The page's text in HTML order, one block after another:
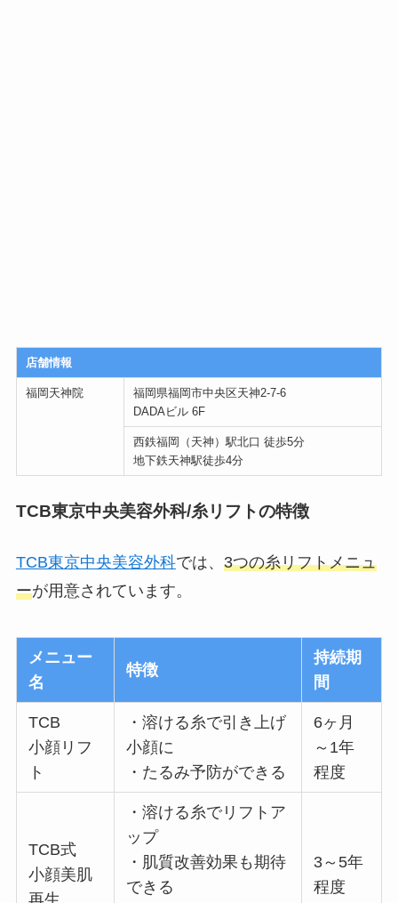
店舗情報
福岡天神院
福岡県福岡市中央区天神2-7-6
DADAビル 6F
西鉄福岡（天神）駅北口 徒歩5分
地下鉄天神駅徒歩4分
TCB東京中央美容外科/糸リフトの特徴
TCB東京中央美容外科では、 3つの糸リフトメニュ
ーが用意されています。
メニュー
名
特徴
持続期
間
TCB
小顔リフ
ト
・溶ける糸で引き上げ
小顔に
・たるみ予防ができる
6ヶ月
～1年
程度
TCB式
小顔美肌
・溶ける糸でリフトア
ップ
・肌質改善効果も期待
できる
3～5年
程度